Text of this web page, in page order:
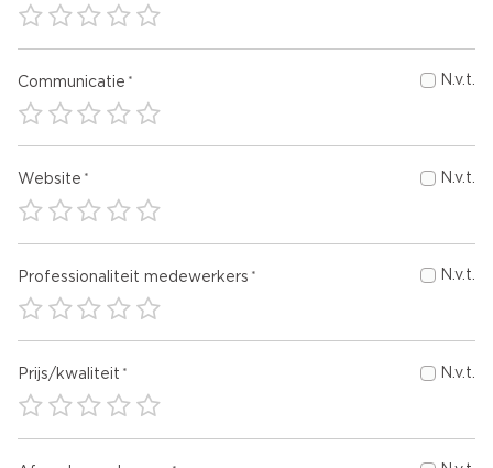
Communicatie N.v.t.
Website N.v.t.
Professionaliteit medewerkers N.v.t.
Prijs/kwaliteit N.v.t.